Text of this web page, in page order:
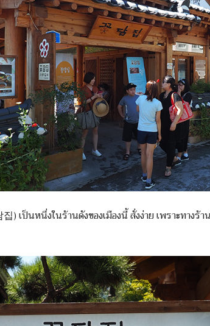
เป็นหนึ่งในร้านดังของเมืองนี้ สั่งง่าย เพราะทางร้า